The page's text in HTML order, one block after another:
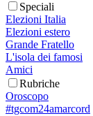
Speciali
Elezioni Italia
Elezioni estero
Grande Fratello
L'isola dei famosi
Amici
Rubriche
Oroscopo
#tgcom24amarcord